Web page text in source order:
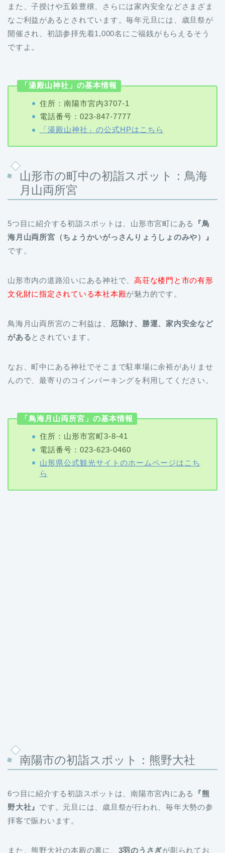
また、子授けや五穀豊穣、さらには家内安全などさまざま
なご利益があるとされています。毎年元旦には、歳旦祭が
開催され、初詣参拝先着1,000名にご福銭がもらえるそう
ですよ。
「湯殿山神社」の基本情報
住所：南陽市宮内3707-1
電話番号：023-847-7777
「湯殿山神社」の公式HPはこちら
山形市の町中の初詣スポット：鳥海
月山両所宮
5つ目に紹介する初詣スポットは、山形市宮町にある
『鳥
海月山両所宮（ちょうかいがっさんりょうしょのみや）』
です。
山形市内の道路沿いにある神社で、高荘な楼門と市の有形
文化財に指定されている本社本殿が魅力的です。
鳥海月山両所宮のご利益は、
厄除け、勝運、家内安全など
があるとされています。
なお、町中にある神社でそこまで駐車場に余裕がありませ
んので、最寄りのコインパーキングを利用してください。
「鳥海月山両所宮」の基本情報
住所：山形市宮町3-8-41
電話番号：023-623-0460
山形県公式観光サイトのホームページはこち
ら
南陽市の初詣スポット：熊野大社
6つ目に紹介する初詣スポットは、南陽市宮内にある
『熊
野大社』 です。元旦には、歳旦祭が行われ、毎年大勢の参
拝客で賑わいます。
また、熊野大社の本殿の裏に、 3羽のうさぎが彫られてお